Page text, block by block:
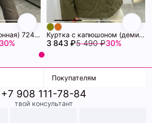
Куртка (демисезонная) 72462280\26
30%
Куртка с капюшоном (демисезонная) 72462086\434
3 843 ₽5 490 ₽30%
Покупателям
Доставка
Условия оплаты
+7 908 111-78-84
твой консультант